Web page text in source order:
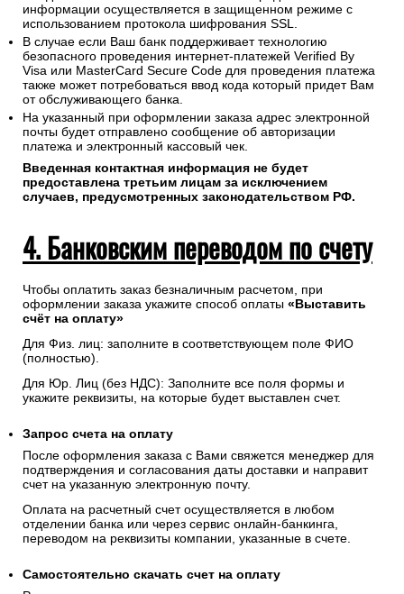
информации осуществляется в защищенном режиме с
использованием протокола шифрования SSL.
В случае если Ваш банк поддерживает технологию
безопасного проведения интернет-платежей Verified By
Visa или MasterCard Secure Code для проведения платежа
также может потребоваться ввод кода который придет Вам
от обслуживающего банка.
На указанный при оформлении заказа адрес электронной
почты будет отправлено сообщение об авторизации
платежа и электронный кассовый чек.
Введенная контактная информация не будет
предоставлена третьим лицам за исключением
случаев, предусмотренных законодательством РФ.
4. Банковским переводом по счету
Чтобы оплатить заказ безналичным расчетом, при
оформлении заказа укажите способ оплаты «Выставить
счёт на оплату»
Для Физ. лиц: заполните в соответствующем поле ФИО
(полностью).
Для Юр. Лиц (без НДС): Заполните все поля формы и
укажите реквизиты, на которые будет выставлен счет.
Запрос счета на оплату
После оформления заказа с Вами свяжется менеджер для
подтверждения и согласования даты доставки и направит
счет на указанную электронную почту.
Оплата на расчетный счет осуществляется в любом
отделении банка или через сервис онлайн-банкинга,
переводом на реквизиты компании, указанные в счете.
Самостоятельно скачать счет на оплату